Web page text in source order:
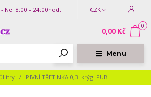
Menu
CZK
- Ne: 8:00 - 24:00hod.
0
0,00 Kč
PIVNÍ TŘETINKA 0,3l krýgl PUB